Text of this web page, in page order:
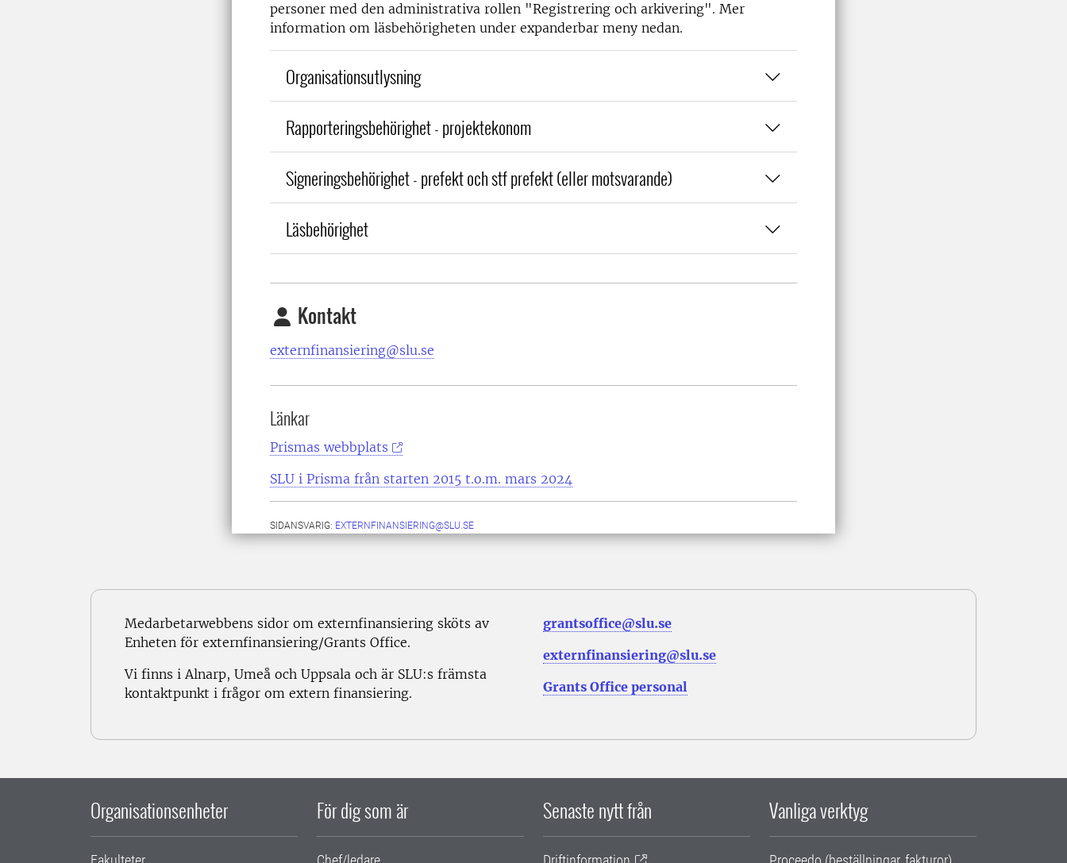
personer med den administrativa rollen "Registrering och arkivering". Mer
information om läsbehörigheten under expanderbar meny nedan.
Organisationsutlysning
Rapporteringsbehörighet - projektekonom
Signeringsbehörighet - prefekt och stf prefekt (eller motsvarande)
Läsbehörighet
Kontakt
externfinansiering@slu.se
Länkar
Prismas webbplats
SLU i Prisma från starten 2015 t.o.m. mars 2024
SIDANSVARIG: EXTERNFINANSIERING@SLU.SE
Medarbetarwebbens sidor om externfinansiering sköts av
Enheten för externfinansiering/Grants Office.
Vi finns i Alnarp, Umeå och Uppsala och är SLU:s främsta
kontaktpunkt i frågor om extern finansiering.
grantsoffice@slu.se
externfinansiering@slu.se
Grants Office personal
Organisationsenheter För dig som är Senaste nytt från Vanliga verktyg